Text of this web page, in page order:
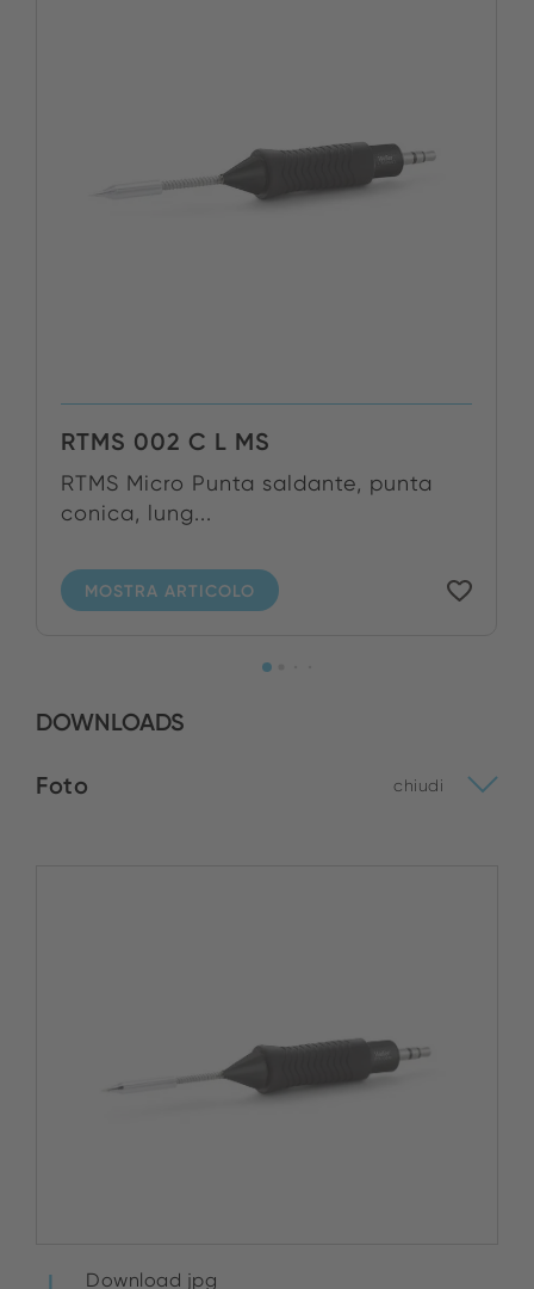
RTMS 002 C L MS
RTMS Micro Punta saldante, punta
conica, lung...
MOSTRA ARTICOLO
DOWNLOADS
Foto chiudi
Download jpg